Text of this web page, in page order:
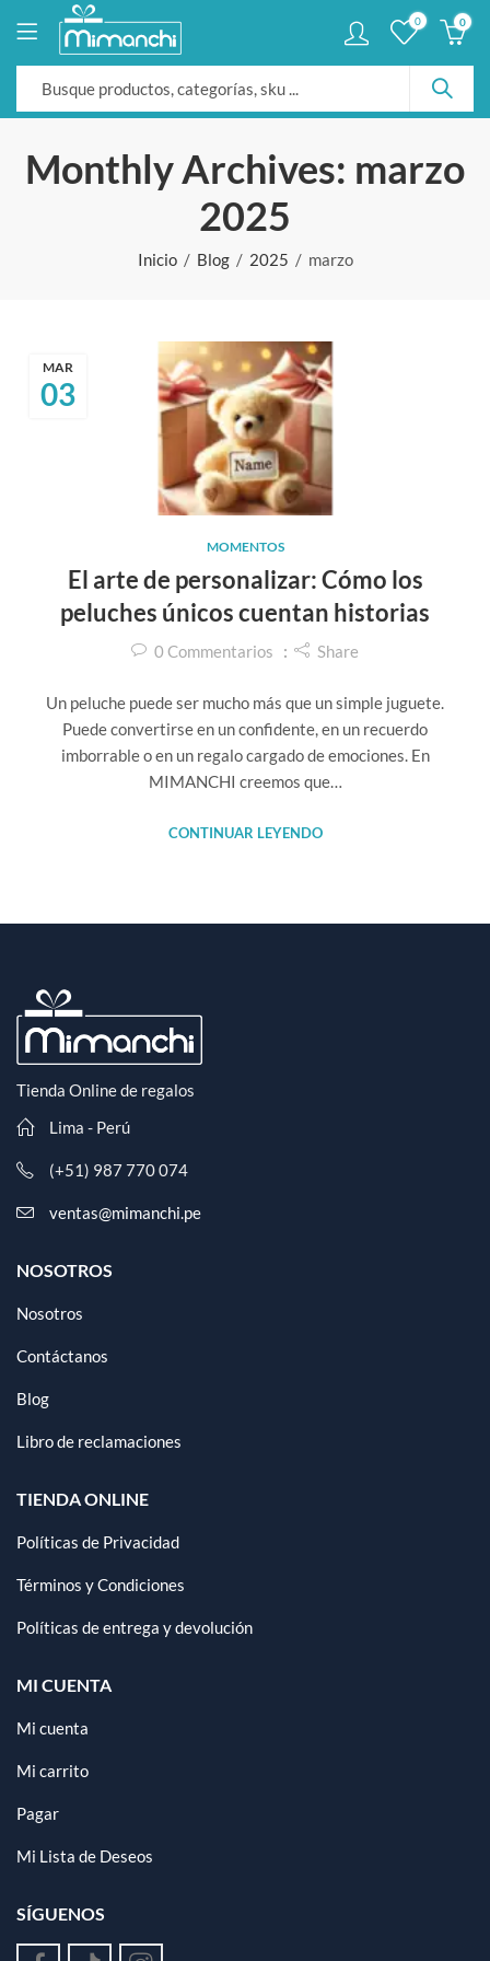
0 0
Monthly Archives: marzo
2025
Inicio Blog 2025 marzo
03
MAR
MOMENTOS
El arte de personalizar: Cómo los
peluches únicos cuentan historias
0 Commentarios Share
Un peluche puede ser mucho más que un simple juguete.
Puede convertirse en un confidente, en un recuerdo
imborrable o en un regalo cargado de emociones. En
MIMANCHI creemos que…
CONTINUAR LEYENDO
Tienda Online de regalos
Lima - Perú
(+51) 987 770 074
ventas@mimanchi.pe
NOSOTROS
Nosotros
Contáctanos
Blog
Libro de reclamaciones
TIENDA ONLINE
Políticas de Privacidad
Términos y Condiciones
Políticas de entrega y devolución
MI CUENTA
Mi cuenta
Mi carrito
Pagar
Mi Lista de Deseos
SÍGUENOS